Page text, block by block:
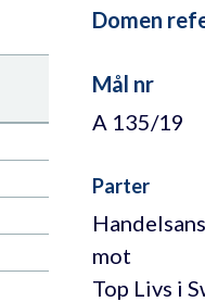
Domen
Mål nr
A 135/19
Parter
mot
Top Livs i